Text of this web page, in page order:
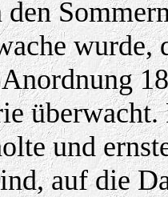
wurde,
und
auf die